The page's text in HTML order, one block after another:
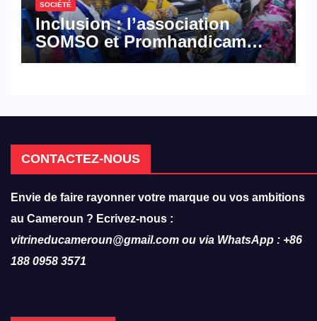
SOCIÉTÉ
Inclusion : l’association
SOMSO et Promhandicam
militent en faveur d’une
CONTACTEZ-NOUS
Envie de faire rayonner votre marque ou vos ambitions
au Cameroun ? Ecrivez-nous :
vitrineducameroun@gmail.com ou via WhatsApp : +86
188 0958 3571